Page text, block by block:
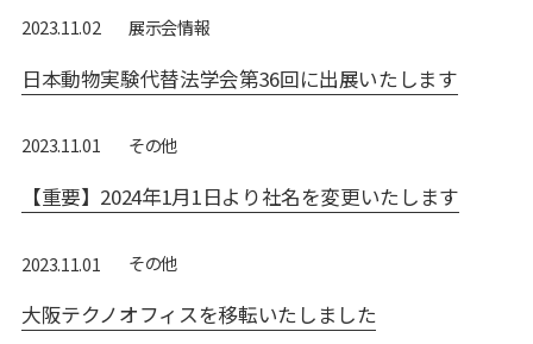
2023.11.02 展⽰会情報
日本動物実験代替法学会第36回に出展いたします
2023.11.01 その他
【重要】2024年1月1日より社名を変更いたします
2023.11.01 その他
大阪テクノオフィスを移転いたしました